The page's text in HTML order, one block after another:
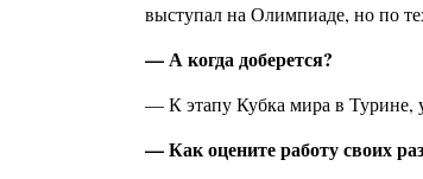
выступал на Олимпиаде, но по
— А когда доберется?
— К этапу Кубка мира в Турине,
— Как оцените работу своих